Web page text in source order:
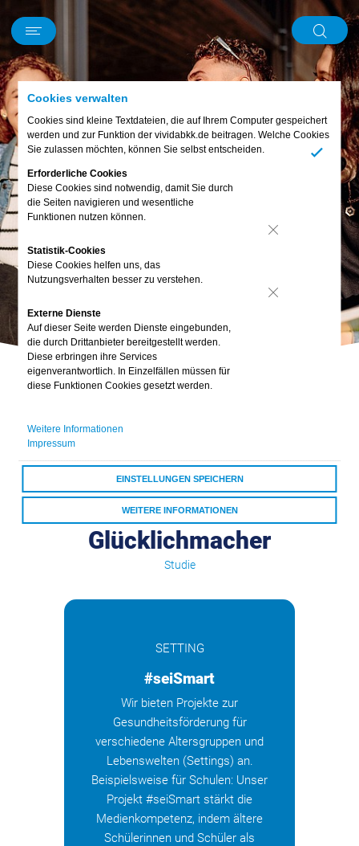
Cookies verwalten
Cookies sind kleine Textdateien, die auf Ihrem Computer gespeichert
werden und zur Funktion der vividabkk.de beitragen. Welche Cookies
Sie zulassen möchten, können Sie selbst entscheiden.
Erforderliche Cookies
Diese Cookies sind notwendig, damit Sie durch
die Seiten navigieren und wesentliche
Funktionen nutzen können.
Statistik-Cookies
Diese Cookies helfen uns, das
Nutzungsverhalten besser zu verstehen.
Externe Dienste
Auf dieser Seite werden Dienste eingebunden,
die durch Drittanbieter bereitgestellt werden.
Diese erbringen ihre Services
eigenverantwortlich. In Einzelfällen müssen für
diese Funktionen Cookies gesetzt werden.
Weitere Informationen
Impressum
EINSTELLUNGEN SPEICHERN
WEITERE INFORMATIONEN
ALLE COOKIES AKZEPTIEREN
Persönliche Kontakte als
Glücklichmacher
Studie
SETTING
#seiSmart
Wir bieten Projekte zur
Gesundheitsförderung für
verschiedene Altersgruppen und
Lebenswelten (Settings) an.
Beispielsweise für Schulen: Unser
Projekt #seiSmart stärkt die
Medienkompetenz, indem ältere
Schülerinnen und Schüler als
Schwerpunkt News
Kurz und knapp
Mein Körper
Ernährung
Digitales
Bewusst leben
Familie & Freunde
Piet